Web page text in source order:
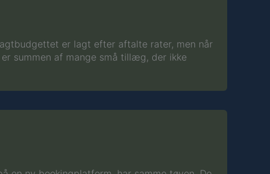
er lagt efter aftalte rater, men når
summen af mange små tillæg, der ikke